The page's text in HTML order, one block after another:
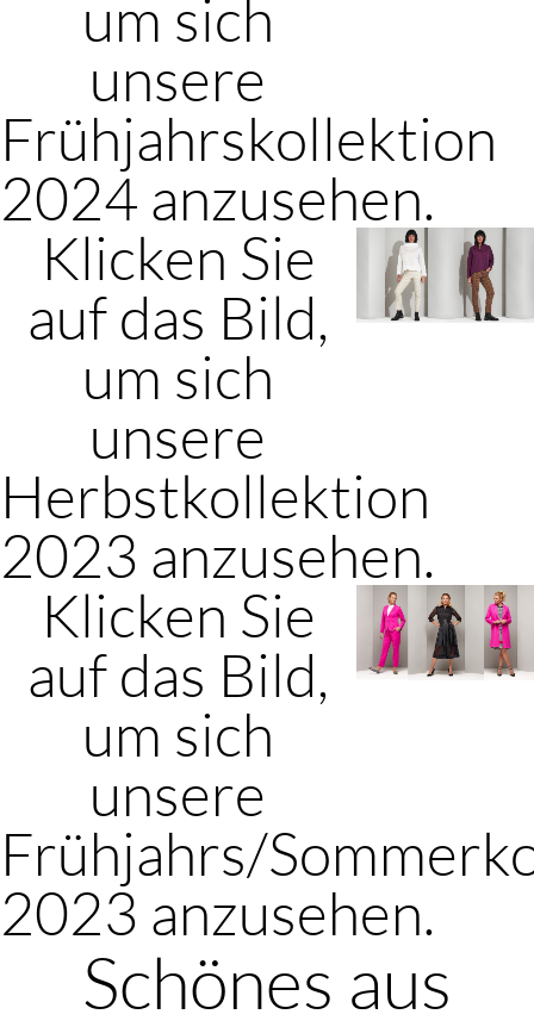
um sich
unsere
Frühjahrskollektion
2024 anzusehen.
Klicken Sie
auf das Bild,
um sich
unsere
Herbstkollektion
2023 anzusehen.
Klicken Sie
auf das Bild,
um sich
unsere
Frühjahrs/
2023 anzusehen.
Schönes aus